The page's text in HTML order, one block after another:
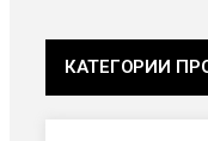
КАТЕГОРИИ